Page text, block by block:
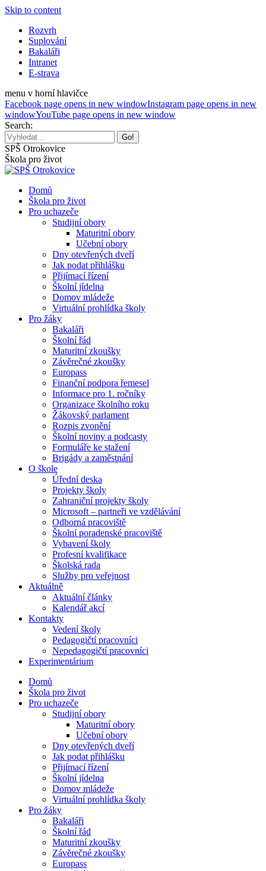
Skip to content
Rozvrh
Suplování
Bakaláři
Intranet
E-strava
menu v horní hlavičce
Facebook page opens in new windowInstagram page opens in new
windowYouTube page opens in new window
Search:
SPŠ Otrokovice
Škola pro život
Domů
Škola pro život
Pro uchazeče
Studijní obory
Maturitní obory
Učební obory
Dny otevřených dveří
Jak podat přihlášku
Přijímací řízení
Školní jídelna
Domov mládeže
Virtuální prohlídka školy
Pro žáky
Bakaláři
Školní řád
Maturitní zkoušky
Závěrečné zkoušky
Europass
Finanční podpora řemesel
Informace pro 1. ročníky
Organizace školního roku
Žákovský parlament
Rozpis zvonění
Školní noviny a podcasty
Formuláře ke stažení
Brigády a zaměstnání
O škole
Úřední deska
Projekty školy
Zahraniční projekty školy
Microsoft – partneři ve vzdělávání
Odborná pracoviště
Školní poradenské pracoviště
Vybavení školy
Profesní kvalifikace
Školská rada
Služby pro veřejnost
Aktuálně
Aktuální články
Kalendář akcí
Kontakty
Vedení školy
Pedagogičtí pracovníci
Nepedagogičtí pracovníci
Experimentárium
Domů
Škola pro život
Pro uchazeče
Studijní obory
Maturitní obory
Učební obory
Dny otevřených dveří
Jak podat přihlášku
Přijímací řízení
Školní jídelna
Domov mládeže
Virtuální prohlídka školy
Pro žáky
Bakaláři
Školní řád
Maturitní zkoušky
Závěrečné zkoušky
Europass